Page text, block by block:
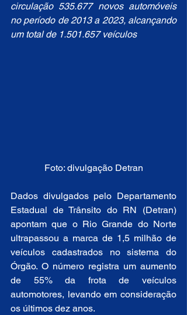
circulação 535.677 novos automóveis
no período de 2013 a 2023, alcançando
um total de 1.501.657 veículos
Foto: divulgação Detran
Dados divulgados pelo Departamento
Estadual de Trânsito do RN (Detran)
apontam que o Rio Grande do Norte
ultrapassou a marca de 1,5 milhão de
veículos cadastrados no sistema do
Órgão. O número registra um aumento
de 55% da frota de veículos
automotores, levando em consideração
os últimos dez anos.